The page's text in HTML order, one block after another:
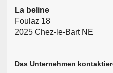
La beline
Foulaz 18
2025 Chez-le-Bart NE
Das Unternehmen